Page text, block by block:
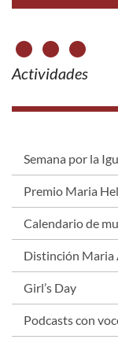
Actividades
Semana por la
Premio Maria
Calendario de
Distinción Maria
Girl’s Day
Podcasts con